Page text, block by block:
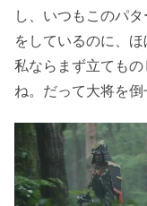
し、いつもこのパ
をしているのに、ほ
私ならまず立ても
ね。だって大将を倒